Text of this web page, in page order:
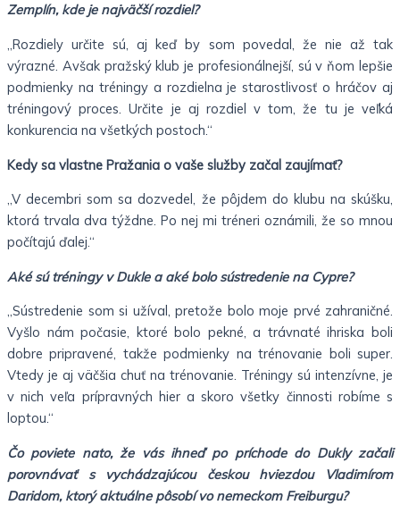
Zemplín, kde je najväčší rozdiel?
„Rozdiely určite sú, aj keď by som povedal, že nie až tak
výrazné. Avšak pražský klub je profesionálnejší, sú v ňom lepšie
podmienky na tréningy a rozdielna je starostlivosť o hráčov aj
tréningový proces. Určite je aj rozdiel v tom, že tu je veľká
konkurencia na všetkých postoch.“
Kedy sa vlastne Pražania o vaše služby začal zaujímať?
„V decembri som sa dozvedel, že pôjdem do klubu na skúšku,
ktorá trvala dva týždne. Po nej mi tréneri oznámili, že so mnou
počítajú ďalej.“
Aké sú tréningy v Dukle a aké bolo sústredenie na Cypre?
„Sústredenie som si užíval, pretože bolo moje prvé zahraničné.
Vyšlo nám počasie, ktoré bolo pekné, a trávnaté ihriska boli
dobre pripravené, takže podmienky na trénovanie boli super.
Vtedy je aj väčšia chuť na trénovanie. Tréningy sú intenzívne, je
v nich veľa prípravných hier a skoro všetky činnosti robíme s
loptou.“
Čo poviete nato, že vás ihneď po príchode do Dukly začali
porovnávať s vychádzajúcou českou hviezdou Vladimírom
Daridom, ktorý aktuálne pôsobí vo nemeckom Freiburgu?